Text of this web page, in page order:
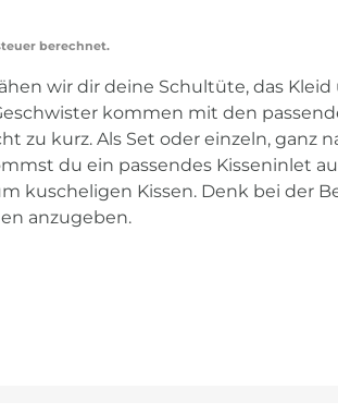
berechnet.
wir dir deine Schultüte, das Kleid
kommen mit den
zu kurz. Als Set oder einzeln, ganz
du ein passendes Kisseninlet
kuscheligen Kissen. Denk bei der
anzugeben.